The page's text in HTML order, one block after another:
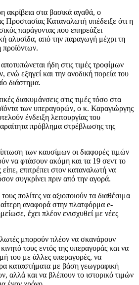
ακρίβεια στα βασικά αγαθά, ο
Προστασίας Καταναλωτή υπέδειξε ότι η
παράγοντας που επηρεάζει
αλυσίδα, από την παραγωγή μέχρι τη
προϊόντων.
ήδη στις τιμές τροφίμων
ενώ εξηγεί και την ανοδική πορεία του
διάστημα.
διακυμάνσεις στις τιμές τόσο στα
των υπεραγορών, ο κ. Καραγιώργης
ένδειξη λειτουργίας του
πρόβλημα στρέβλωσης της
των καυσίμων οι διαφορές τιμών
να φτάσουν ακόμη και τα 19 σεντ το
επιτρέπει στον καταναλωτή να
συγκρίνει πριν από την αγορά.
πολίτες να αξιοποιούν τα διαθέσιμα
αναφορά στην πλατφόρμα e-
έχει πλέον ενισχυθεί με νέες
μπορούν πλέον να σκανάρουν
τους εντός της υπεραγοράς και να
του με άλλες υπεραγορές, να
καταστήματα με βάση γεωγραφική
αλλά και να βλέπουν το ιστορικό τιμών